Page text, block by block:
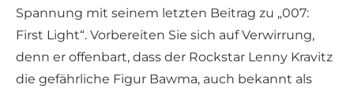
Spannung mit seinem letzten Beitrag zu „007:
First Light“. Vorbereiten Sie sich auf Verwirrung,
denn er offenbart, dass der Rockstar Lenny Kravitz
die gefährliche Figur Bawma, auch bekannt als